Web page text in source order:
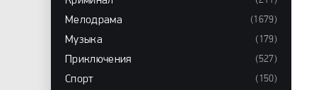
Мелодрама (1679)
Музыка (179)
Приключения (527)
Спорт (150)